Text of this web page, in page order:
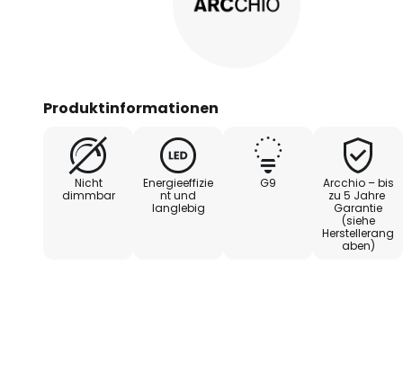
Produktinformationen
Nicht
dimmbar
Energieeffizie
nt und
langlebig
G9
Arcchio – bis
zu 5 Jahre
Garantie
(siehe
Herstellerang
aben)